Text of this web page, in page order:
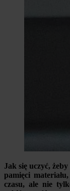
Jak się uczyć,
pamięci
czasu, ale nie